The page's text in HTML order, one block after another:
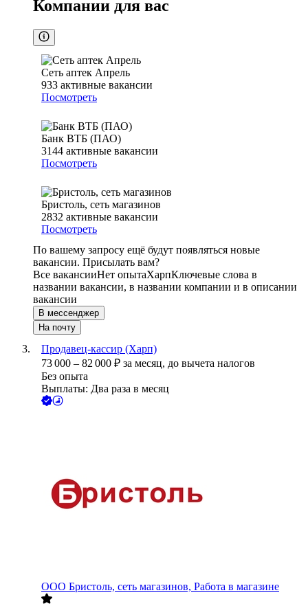
Компании для вас
Сеть аптек Апрель
933 активные вакансии
Посмотреть
Банк ВТБ (ПАО)
3144 активные вакансии
Посмотреть
Бристоль, сеть магазинов
2832 активные вакансии
Посмотреть
По вашему запросу ещё будут появляться новые
вакансии. Присылать вам?
Все вакансииНет опытаХарпКлючевые слова в
названии вакансии, в названии компании и в описании
вакансии
В мессенджер
На почту
Продавец-кассир (Харп)
73 000 – 82 000 ₽ за месяц, до вычета налогов
Без опыта
Выплаты: Два раза в месяц
ООО Бристоль, сеть магазинов, Работа в магазине